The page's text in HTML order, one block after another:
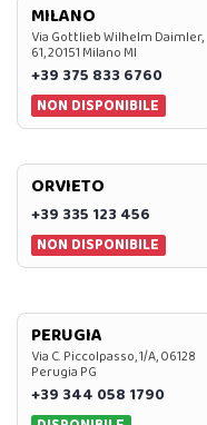
MILANO
Via Gottlieb Wilhelm Daimler,
61, 20151 Milano MI
+39 375 833 6760
NON DISPONIBILE
ORVIETO
+39 335 123 456
NON DISPONIBILE
PERUGIA
Via C. Piccolpasso, 1/A, 06128
Perugia PG
+39 344 058 1790